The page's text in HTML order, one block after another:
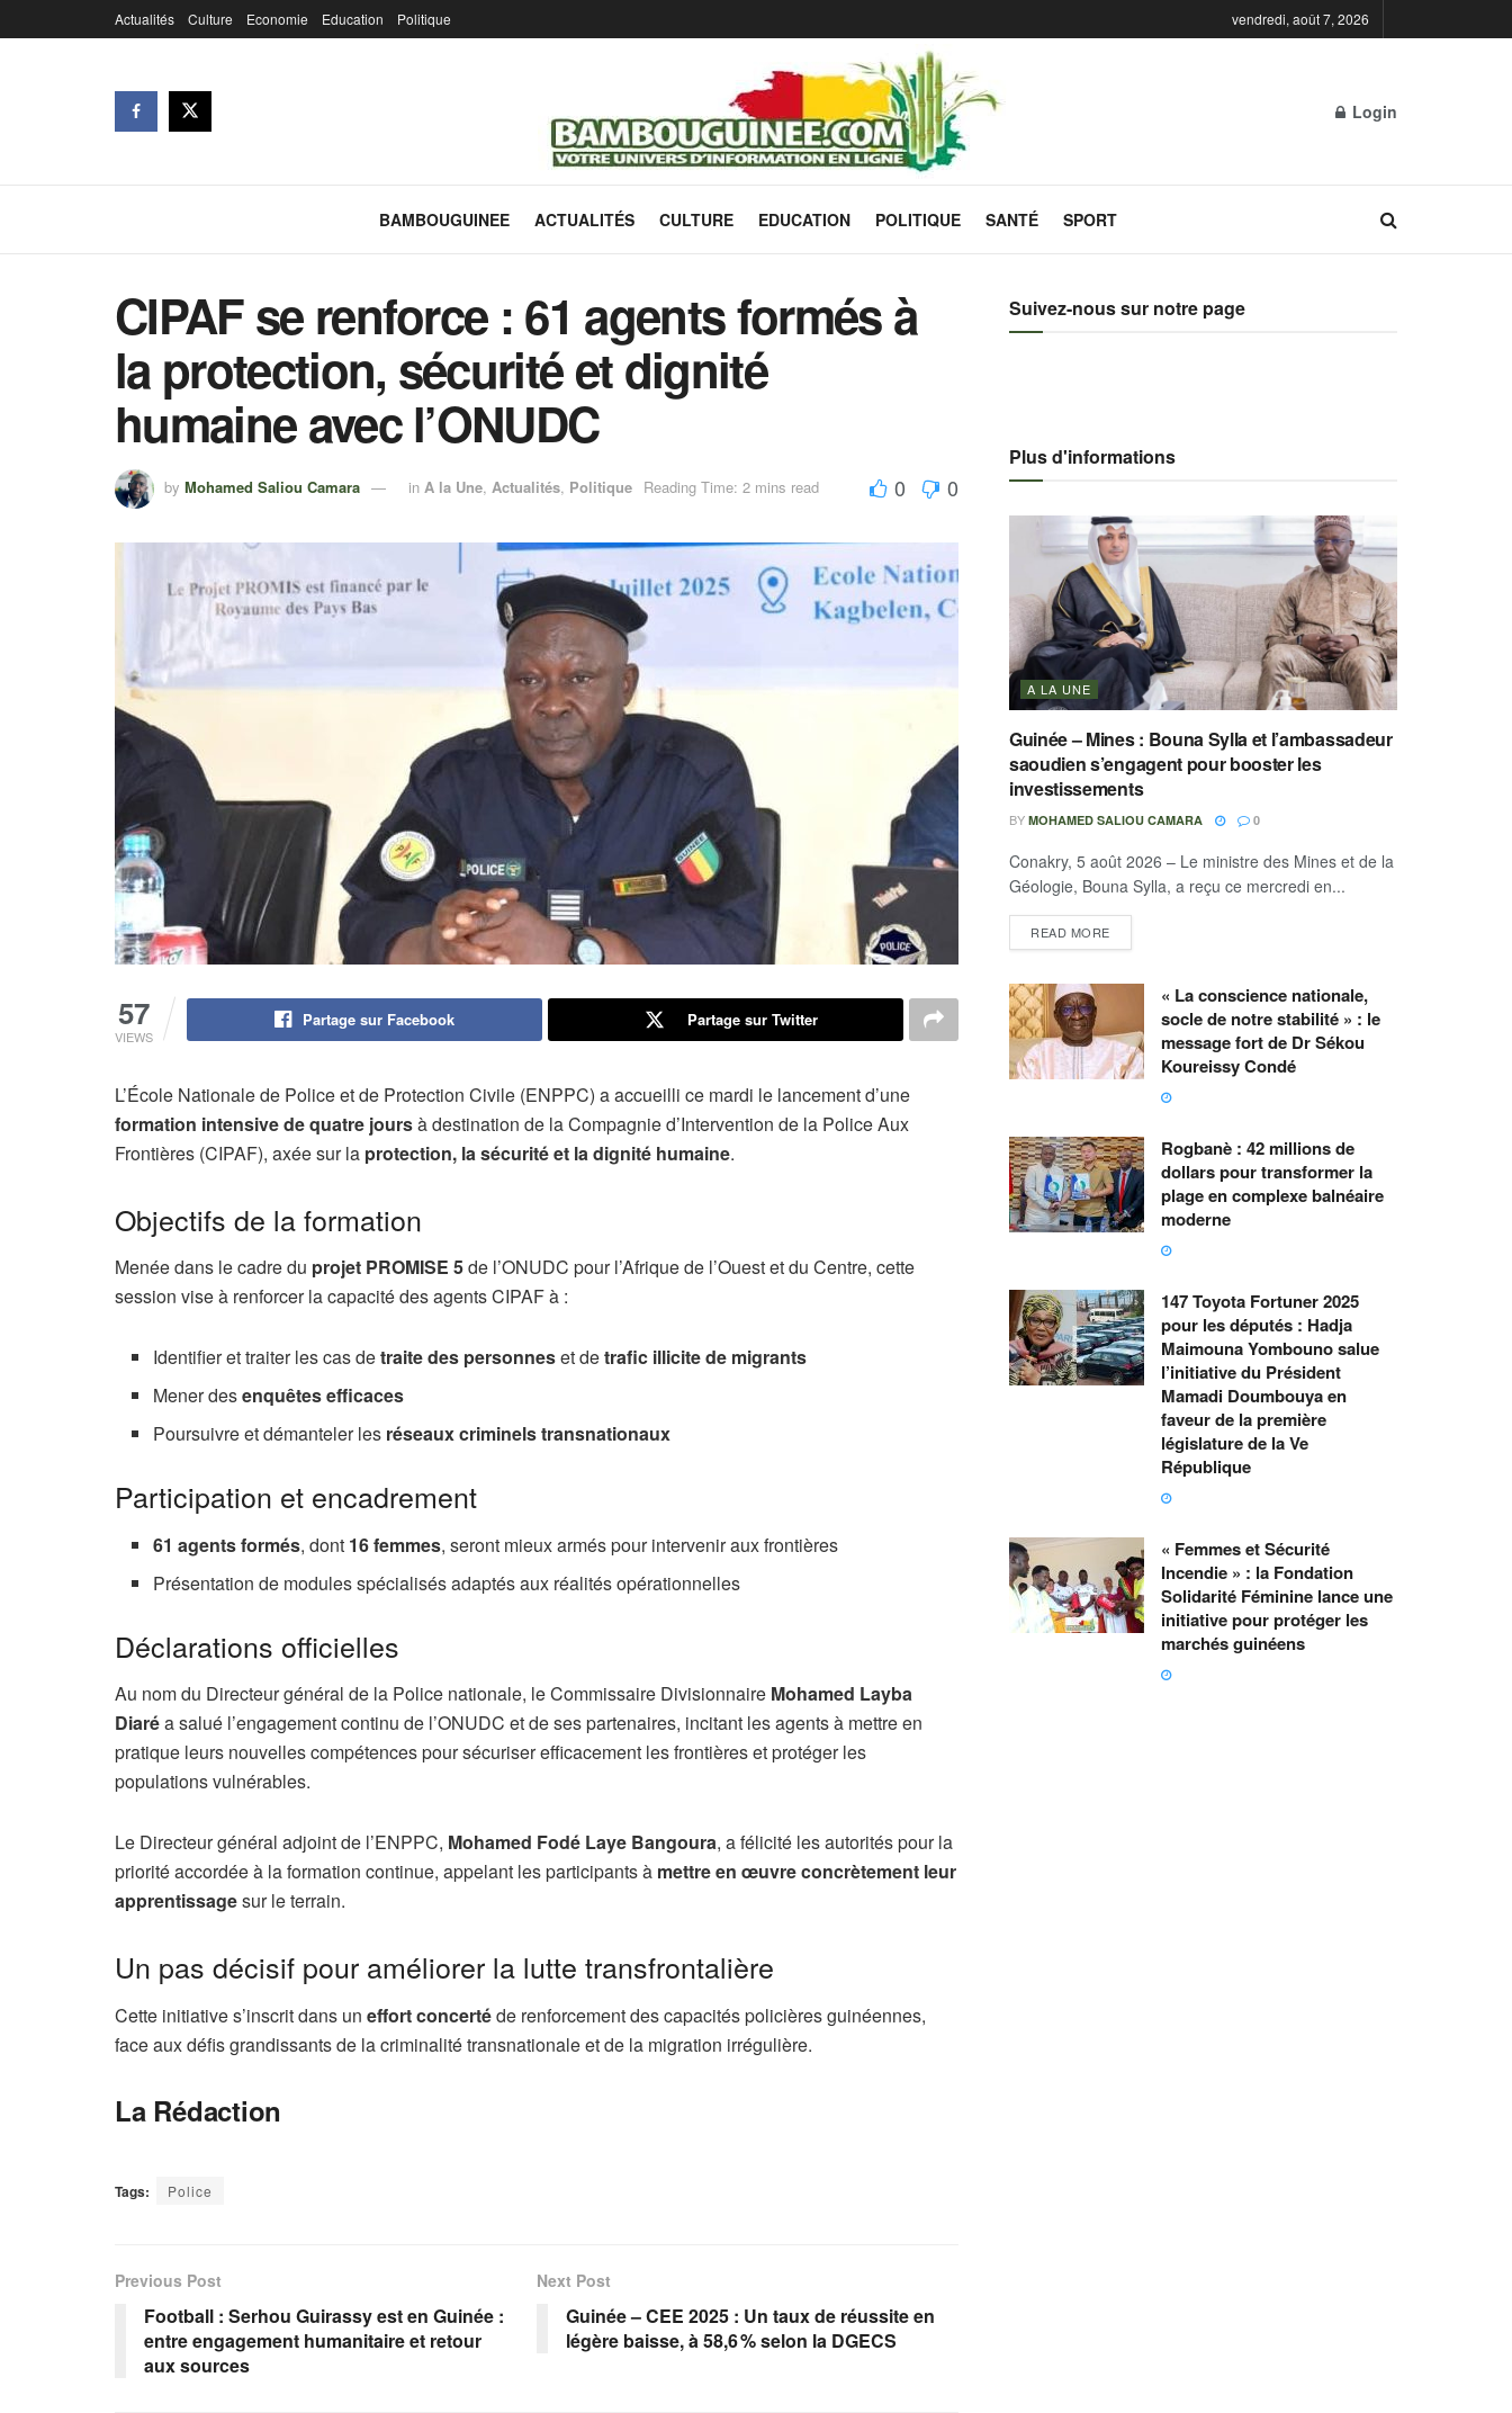
Actualités Culture Economie Education Politique vendredi, août 7, 2026
Login
BAMBOUGUINEE ACTUALITÉS CULTURE EDUCATION POLITIQUE SANTÉ SPORT
CIPAF se renforce : 61 agents formés à
la protection, sécurité et dignité
humaine avec l’ONUDC
by Mohamed Saliou Camara in A la Une, Actualités, Politique Reading Time: 2 mins read 0 0
57
VIEWS
Partage sur Facebook Partage sur Twitter
L’École Nationale de Police et de Protection Civile (ENPPC) a accueilli ce mardi le lancement d’une
formation intensive de quatre joursà destination de la Compagnie d’Intervention de la Police Aux
Frontières (CIPAF), axée sur la protection, la sécurité et la dignité humaine.
Objectifs de la formation
Menée dans le cadre du projet PROMISE 5de l’ONUDC pour l’Afrique de l’Ouest et du Centre, cette
session vise à renforcer la capacité des agents CIPAF à :
Identifier et traiter les cas detraite des personneset detrafic illicite de migrants
Mener desenquêtes efficaces
Poursuivre et démanteler les réseaux criminels transnationaux
Participation et encadrement
61 agents formés, dont 16 femmes, seront mieux armés pour intervenir aux frontières
Présentation de modules spécialisés adaptés aux réalités opérationnelles
Déclarations officielles
Au nom du Directeur général de la Police nationale, le Commissaire Divisionnaire Mohamed Layba
Diaréa salué l’engagement continu de l’ONUDC et de ses partenaires, incitant les agents à mettre en
pratique leurs nouvelles compétences pour sécuriser efficacement les frontières et protéger les
populations vulnérables.
Le Directeur général adjoint de l’ENPPC, Mohamed Fodé Laye Bangoura, a félicité les autorités pour la
priorité accordée à la formation continue, appelant les participants à mettre en œuvre concrètement leur
apprentissagesur le terrain.
Un pas décisif pour améliorer la lutte transfrontalière
Cette initiative s’inscrit dans un effort concertéde renforcement des capacités policières guinéennes,
face aux défis grandissants de la criminalité transnationale et de la migration irrégulière.
La Rédaction
Tags: Police
Previous Post
Football : Serhou Guirassy est en Guinée :
entre engagement humanitaire et retour
aux sources
Next Post
Guinée – CEE 2025 : Un taux de réussite en
légère baisse, à 58,6 % selon la DGECS
Suivez-nous sur notre page
Plus d'informations
A LA UNE
Guinée – Mines : Bouna Sylla et l’ambassadeur
saoudien s’engagent pour booster les
investissements
BY MOHAMED SALIOU CAMARA 0
Conakry, 5 août 2026 – Le ministre des Mines et de la
Géologie, Bouna Sylla, a reçu ce mercredi en...
READ MORE
« La conscience nationale,
socle de notre stabilité » : le
message fort de Dr Sékou
Koureissy Condé
Rogbanè : 42 millions de
dollars pour transformer la
plage en complexe balnéaire
moderne
147 Toyota Fortuner 2025
pour les députés : Hadja
Maimouna Yombouno salue
l’initiative du Président
Mamadi Doumbouya en
faveur de la première
législature de la Ve
République
« Femmes et Sécurité
Incendie » : la Fondation
Solidarité Féminine lance une
initiative pour protéger les
marchés guinéens